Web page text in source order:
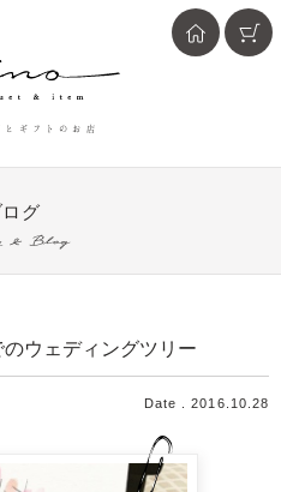
とギフトのお店
ログ
& Blog
ウェディングツリー
Date . 2016.10.28